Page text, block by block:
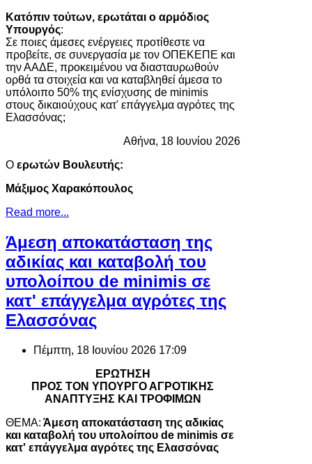
Κατόπιν τούτων, ερωτάται ο αρμόδιος
Υπουργός:
Σε ποιες άμεσες ενέργειες προτίθεστε να
προβείτε, σε συνεργασία με τον ΟΠΕΚΕΠΕ και
την ΑΑΔΕ, προκειμένου να διασταυρωθούν
ορθά τα στοιχεία και να καταβληθεί άμεσα το
υπόλοιπο 50% της ενίσχυσης de minimis
στους δικαιούχους κατ' επάγγελμα αγρότες της
Ελασσόνας;
Αθήνα, 18 Ιουνίου 2026
Ο ερωτών Βουλευτής:
Μάξιμος Χαρακόπουλος
Read more...
Άμεση αποκατάσταση της
αδικίας και καταβολή του
υπολοίπου de minimis σε
κατ' επάγγελμα αγρότες της
Ελασσόνας
Πέμπτη, 18 Ιουνίου 2026 17:09
ΕΡΩΤΗΣΗ
ΠΡΟΣ ΤΟΝ ΥΠΟΥΡΓΟ ΑΓΡΟΤΙΚΗΣ
ΑΝΑΠΤΥΞΗΣ ΚΑΙ ΤΡΟΦΙΜΩΝ
ΘΕΜΑ: Άμεση αποκατάσταση της αδικίας
και καταβολή του υπολοίπου de minimis σε
κατ' επάγγελμα αγρότες της Ελασσόνας